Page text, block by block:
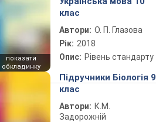
показати
обкладинку
клас
Автори: О. П. Глазова
Рік: 2018
Опис: Рівень стандарту
Підручники Біологія 9
клас
Автори: К.М.
Задорожній